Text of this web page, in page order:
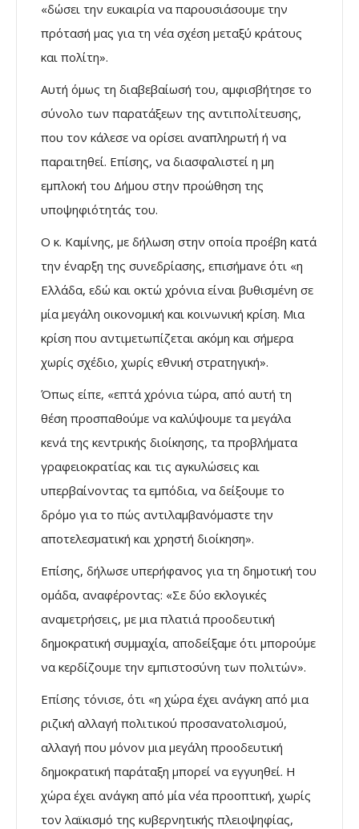
«δώσει την ευκαιρία να παρουσιάσουμε την
πρότασή μας για τη νέα σχέση μεταξύ κράτους
και πολίτη».
Αυτή όμως τη διαβεβαίωσή του, αμφισβήτησε το
σύνολο των παρατάξεων της αντιπολίτευσης,
που τον κάλεσε να ορίσει αναπληρωτή ή να
παραιτηθεί. Επίσης, να διασφαλιστεί η μη
εμπλοκή του Δήμου στην προώθηση της
υποψηφιότητάς του.
Ο κ. Καμίνης, με δήλωση στην οποία προέβη κατά
την έναρξη της συνεδρίασης, επισήμανε ότι «η
Ελλάδα, εδώ και οκτώ χρόνια είναι βυθισμένη σε
μία μεγάλη οικονομική και κοινωνική κρίση. Μια
κρίση που αντιμετωπίζεται ακόμη και σήμερα
χωρίς σχέδιο, χωρίς εθνική στρατηγική».
Όπως είπε, «επτά χρόνια τώρα, από αυτή τη
θέση προσπαθούμε να καλύψουμε τα μεγάλα
κενά της κεντρικής διοίκησης, τα προβλήματα
γραφειοκρατίας και τις αγκυλώσεις και
υπερβαίνοντας τα εμπόδια, να δείξουμε το
δρόμο για το πώς αντιλαμβανόμαστε την
αποτελεσματική και χρηστή διοίκηση».
Επίσης, δήλωσε υπερήφανος για τη δημοτική του
ομάδα, αναφέροντας: «Σε δύο εκλογικές
αναμετρήσεις, με μια πλατιά προοδευτική
δημοκρατική συμμαχία, αποδείξαμε ότι μπορούμε
να κερδίζουμε την εμπιστοσύνη των πολιτών».
Επίσης τόνισε, ότι «η χώρα έχει ανάγκη από μια
ριζική αλλαγή πολιτικού προσανατολισμού,
αλλαγή που μόνον μια μεγάλη προοδευτική
δημοκρατική παράταξη μπορεί να εγγυηθεί. Η
χώρα έχει ανάγκη από μία νέα προοπτική, χωρίς
τον λαϊκισμό της κυβερνητικής πλειοψηφίας,